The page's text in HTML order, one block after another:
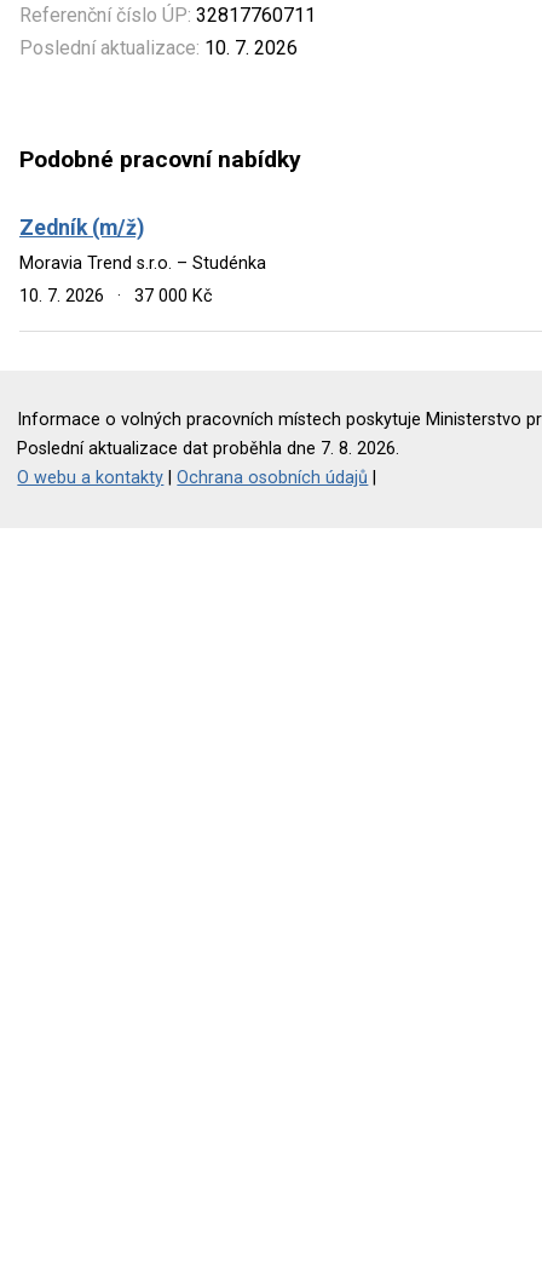
Referenční číslo ÚP: 32817760711
Poslední aktualizace: 10. 7. 2026
Podobné pracovní nabídky
Zedník (m/ž)
Moravia Trend s.r.o. – Studénka
10. 7. 2026
· 37 000 Kč
Informace o volných pracovních místech poskytuje Ministerstvo
Poslední aktualizace dat proběhla dne 7. 8. 2026.
O webu a kontakty |Ochrana osobních údajů